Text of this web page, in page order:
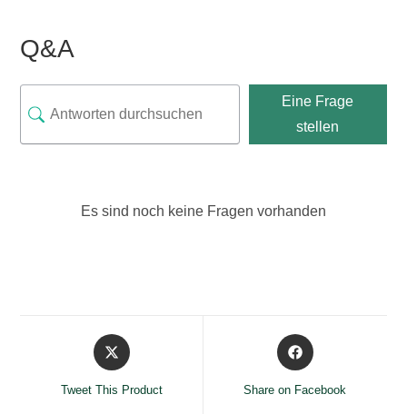
Q&A
Eine Frage
stellen
Es sind noch keine Fragen vorhanden
Opens
in
Tweet This Product
Opens
in
Share on Facebook